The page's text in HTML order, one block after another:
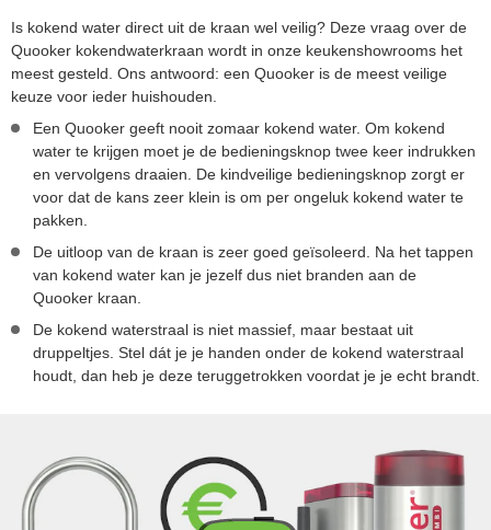
Is kokend water direct uit de kraan wel veilig? Deze vraag over de
Quooker kokendwaterkraan wordt in onze keukenshowrooms het
meest gesteld. Ons antwoord: een Quooker is de meest veilige
keuze voor ieder huishouden.
Een Quooker geeft nooit zomaar kokend water. Om kokend
water te krijgen moet je de bedieningsknop twee keer indrukken
en vervolgens draaien. De kindveilige bedieningsknop zorgt er
voor dat de kans zeer klein is om per ongeluk kokend water te
pakken.
De uitloop van de kraan is zeer goed geïsoleerd. Na het tappen
van kokend water kan je jezelf dus niet branden aan de
Quooker kraan.
De kokend waterstraal is niet massief, maar bestaat uit
druppeltjes. Stel dát je je handen onder de kokend waterstraal
houdt, dan heb je deze teruggetrokken voordat je je echt brandt.